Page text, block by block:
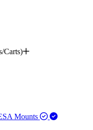
Carts)
Mounts